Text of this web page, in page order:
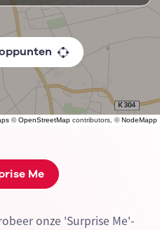
©OpenStreetMap contributors, ©NodeMapp
Me
onze 'Surprise Me'-